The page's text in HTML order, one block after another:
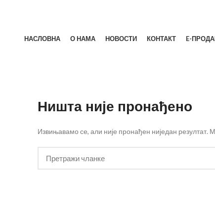
НАСЛОВНА О НАМА НОВОСТИ КОНТАКТ E-
Ништа није пронађено
Извињавамо се, али није пронађен ниједан